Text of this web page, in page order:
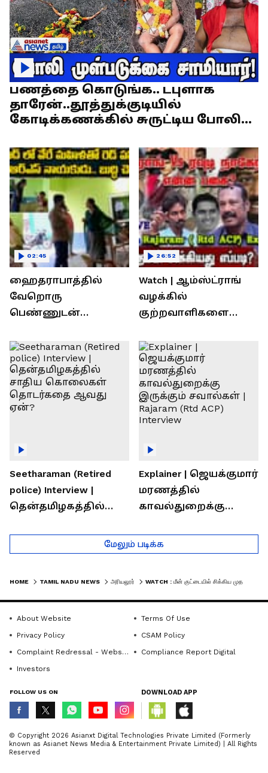
பணத்தை கொடுங்க.. டபுளாக
தாரேன்..தூத்துக்குடியில்
கோடிக்கணக்கில் சுருட்டிய போலி
ஹைதராபாத்தில்
வேறொரு
பெண்ணுடன்
தலைவரை மடக்கி
பிடித்த மனைவி
02:45
Watch | ஆம்ஸ்ட்ராங்
வழக்கில்
குற்றவாளிகளை
காவல்துறை? / Rajaram
Rtd ACP Interview
26:52
Seetharaman (Retired
police) Interview |
தென்தமிழகத்தில்
தொடர்கதை ஆவது
ஏன்?
Explainer | ஜெயக்குமார்
மரணத்தில்
காவல்துறைக்கு
Rajaram (Rtd ACP)
Interview
மேலும் படிக்க
HOME TAMIL NADU NEWS அரியலூர்
About Website
Terms Of Use
Privacy Policy
CSAM Policy
Complaint Redressal - Website
Compliance Report Digital
Investors
FOLLOW US ON DOWNLOAD APP
© Copyright 2026 Asianxt Digital Technologies Private Limited (Formerly
known as Asianet News Media & Entertainment Private Limited) | All Rights
Reserved